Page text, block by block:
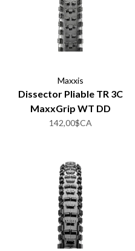
Maxxis
Dissector Pliable TR 3C
MaxxGrip WT DD
2x120TPI
142,00$CA